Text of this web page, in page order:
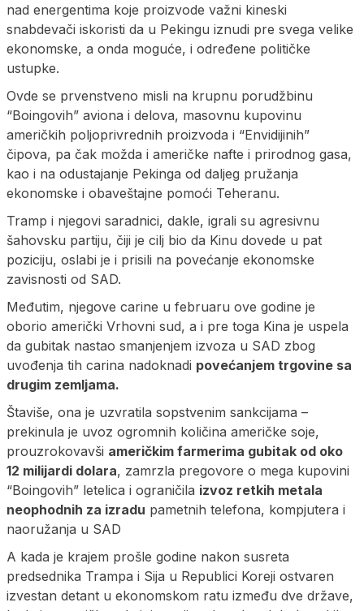
nad energentima koje proizvode važni kineski
snabdevači iskoristi da u Pekingu iznudi pre svega velike
ekonomske, a onda moguće, i određene političke
ustupke.
Ovde se prvenstveno misli na krupnu porudžbinu
“Boingovih” aviona i delova, masovnu kupovinu
američkih poljoprivrednih proizvoda i “Envidijinih”
čipova, pa čak možda i američke nafte i prirodnog gasa,
kao i na odustajanje Pekinga od daljeg pružanja
ekonomske i obaveštajne pomoći Teheranu.
Tramp i njegovi saradnici, dakle, igrali su agresivnu
šahovsku partiju, čiji je cilj bio da Kinu dovede u pat
poziciju, oslabi je i prisili na povećanje ekonomske
zavisnosti od SAD.
Međutim, njegove carine u februaru ove godine je
oborio američki Vrhovni sud, a i pre toga Kina je uspela
da gubitak nastao smanjenjem izvoza u SAD zbog
uvođenja tih carina nadoknadi povećanjem trgovine sa
drugim zemljama.
Štaviše, ona je uzvratila sopstvenim sankcijama –
prekinula je uvoz ogromnih količina američke soje,
prouzrokovavši američkim farmerima gubitak od oko
12 milijardi dolara, zamrzla pregovore o mega kupovini
“Boingovih” letelica i ograničila izvoz retkih metala
neophodnih za izradu pametnih telefona, kompjutera i
naoružanja u SAD
A kada je krajem prošle godine nakon susreta
predsednika Trampa i Sija u Republici Koreji ostvaren
izvestan detant u ekonomskom ratu između dve države,